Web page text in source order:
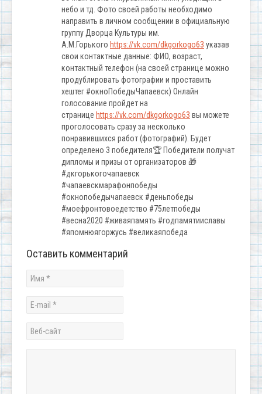
небо и тд. Фото своей работы необходимо
направить в личном сообщении в официальную
группу Дворца Культуры им.
А.М.Горького https://vk.com/dkgorkogo63 указав
свои контактные данные: ФИО, возраст,
контактный телефон (на своей странице можно
продублировать фотографии и проставить
хештег #окноПобедыЧапаевск) Онлайн
голосование пройдет на
странице https://vk.com/dkgorkogo63 вы можете
проголосовать сразу за несколько
понравившихся работ (фотографий). Будет
определено 3 победителя🏆 Победители получат
дипломы и призы от организаторов 🎁
#дкгорькогочапаевск
#чапаевскмарафонпобеды
#окнопобедычапаевск #деньпобеды
#моефронтовоедетство #75летпобеды
#весна2020 #живаяпамять #годпамятииславы
#япомнюягоржусь #великаяпобеда
Оставить комментарий